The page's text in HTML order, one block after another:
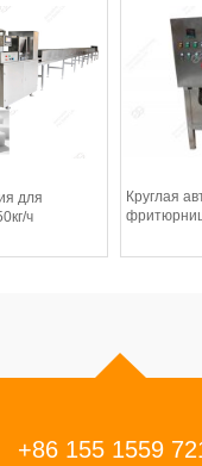
для
ч
Круглая
+86 155 1559